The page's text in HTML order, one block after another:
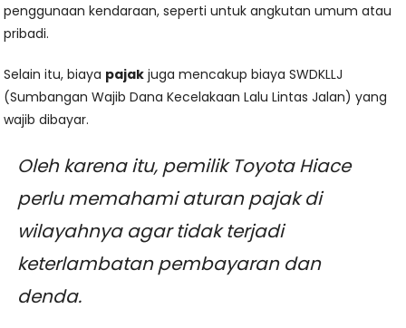
penggunaan kendaraan, seperti untuk angkutan umum atau
pribadi.
Selain itu, biaya pajak juga mencakup biaya SWDKLLJ
(Sumbangan Wajib Dana Kecelakaan Lalu Lintas Jalan) yang
wajib dibayar.
Oleh karena itu, pemilik Toyota Hiace
perlu memahami aturan pajak di
wilayahnya agar tidak terjadi
keterlambatan pembayaran dan
denda.